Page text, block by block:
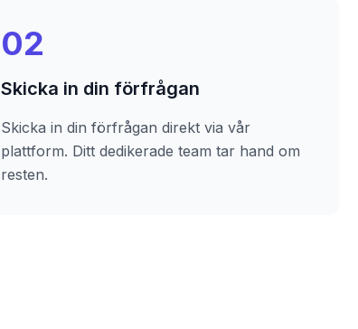
02
Skicka in din förfrågan
Skicka in din förfrågan direkt via vår
plattform. Ditt dedikerade team tar hand om
resten.